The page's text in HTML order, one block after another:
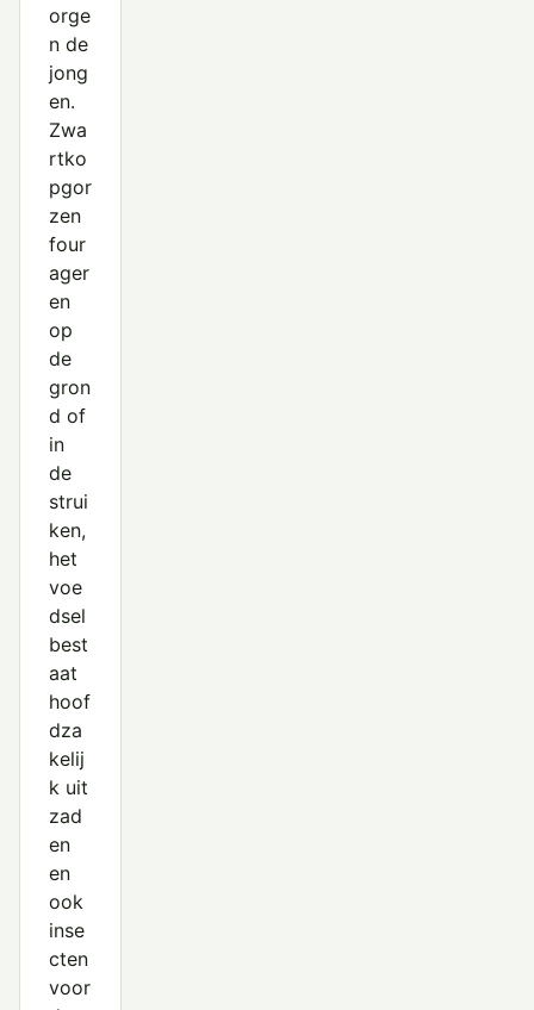
orge
n de
jong
en.
Zwa
rtko
pgor
zen
four
ager
en
op
de
gron
d of
in
de
strui
ken,
het
voe
dsel
best
aat
hoof
dza
kelij
k uit
zad
en
en
ook
inse
cten
voor